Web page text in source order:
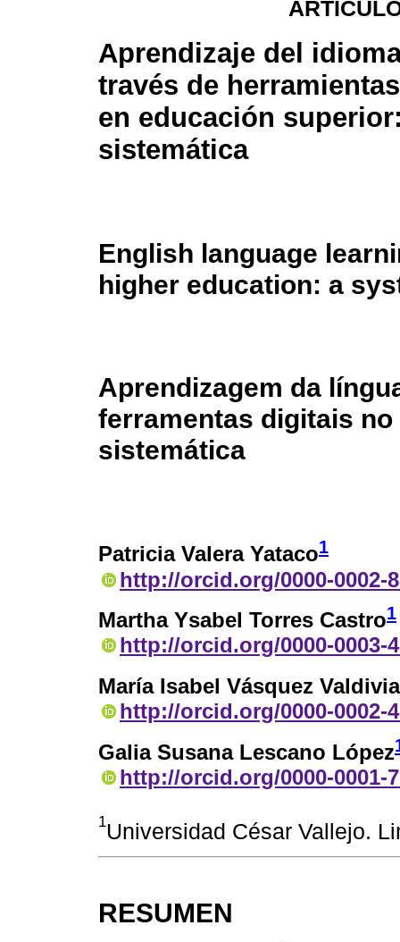
Aprendizaje del
través de
en educación
sistemática
English language
higher education: a
Aprendizagem da
ferramentas digitais
sistemática
Patricia Valera Yataco1
http://orcid.org/0000-0002-
Martha Ysabel Torres Castro1
http://orcid.org/0000-0003-
María Isabel Vásquez Valdivia
http://orcid.org/0000-0002-
Galia Susana Lescano López
http://orcid.org/0000-0001-
1Universidad César Vallejo.
RESUMEN